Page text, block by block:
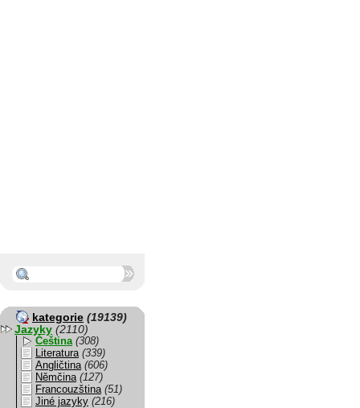
kategorie (19139)
Jazyky (2110)
Čeština (308)
Literatura (339)
Angličtina (606)
Němčina (127)
Francouzština (51)
Jiné jazyky (216)